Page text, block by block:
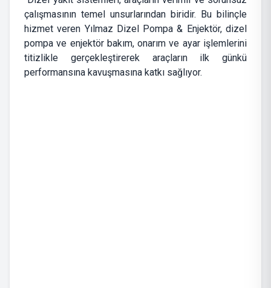
çalışmasının temel unsurlarından biridir. Bu bilinçle
hizmet veren Yılmaz Dizel Pompa & Enjektör, dizel
pompa ve enjektör bakım, onarım ve ayar işlemlerini
titizlikle gerçekleştirerek araçların ilk günkü
performansına kavuşmasına katkı sağlıyor.